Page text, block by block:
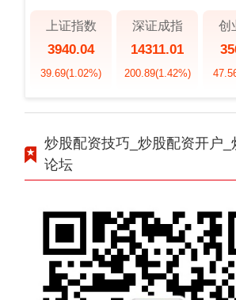
上证指数
3940.04
39.69(1.02%)
深证成指
14311.01
200.89(1.42%)
创
炒股配资技巧_炒股配资开户_
论坛